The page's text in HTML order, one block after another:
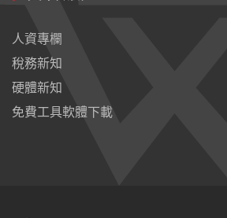
人資專欄
稅務新知
硬體新知
免費工具軟體下載